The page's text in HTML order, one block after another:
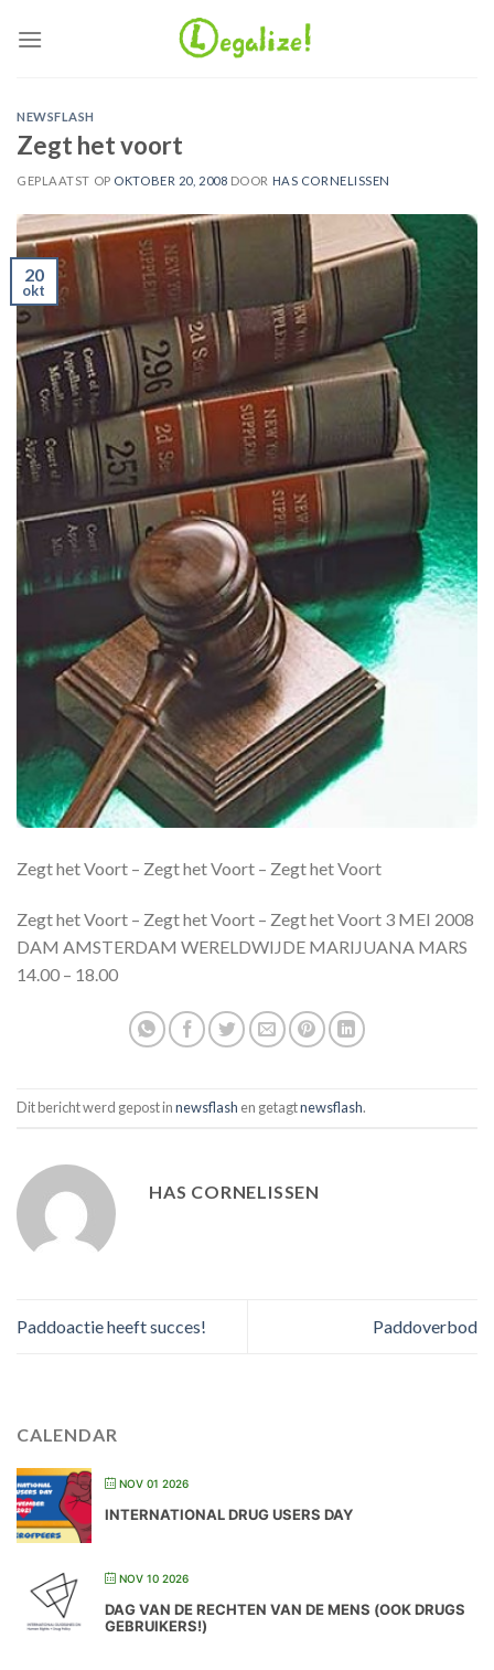
naar
NEWSFLASH
Zegt het voort
GEPLAATST OP OKTOBER 20, 2008 DOOR HAS CORNELISSEN
20
okt
Zegt het Voort – Zegt het Voort – Zegt het Voort
Zegt het Voort – Zegt het Voort – Zegt het Voort 3 MEI 2008
DAM AMSTERDAM WERELDWIJDE MARIJUANA MARS
14.00 – 18.00
Dit bericht werd gepost innewsflash en getagtnewsflash.
HAS CORNELISSEN
Paddoactie heeft succes! Paddoverbod
CALENDAR
NOV 01 2026
INTERNATIONAL DRUG USERS DAY
NOV 10 2026
DAG VAN DE RECHTEN VAN DE MENS (OOK DRUGS
GEBRUIKERS!)